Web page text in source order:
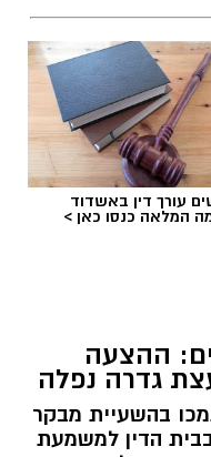
עורך דין באשדוד
המלאה כנסו כאן >
10 תומכים: ההצעה
גדרה נפלה
בהשעיית מבקר
הדין למשמעת